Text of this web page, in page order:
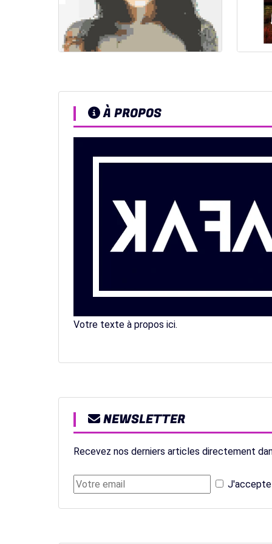
À PROPOS
Votre texte à propos ici.
NEWSLETTER
Recevez nos derniers articles directement